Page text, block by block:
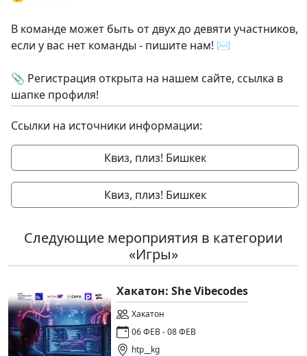
В команде может быть от двух до девяти участников,
если у вас нет команды - пишите нам! ✉️
📎 Регистрация открыта на нашем сайте, ссылка в
шапке профиля!
Ссылки на источники информации:
Квиз, плиз! Бишкек
Квиз, плиз! Бишкек
Следующие мероприятия в категории
«Игры»
Хакатон: She Vibecodes
Хакатон
06 ФЕВ - 08 ФЕВ
htp__kg